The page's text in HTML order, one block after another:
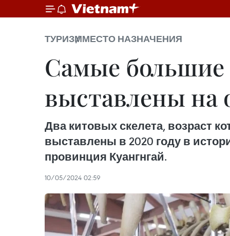
ТУРИЗММЕСТО НАЗНАЧЕНИЯ
Самые большие
выставлены на
Два китовых скелета, возраст
выставлены в 2020 году в
провинция Куангнгай.
10/05/2024 02:59